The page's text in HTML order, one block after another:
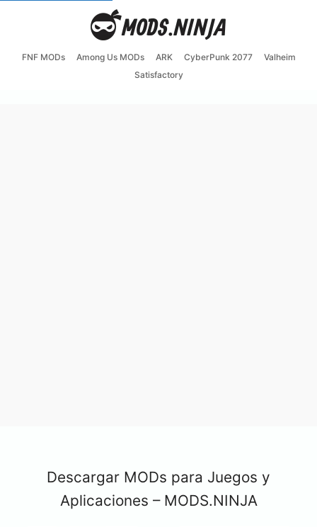
FNF MODs Among Us MODs ARK CyberPunk 2077
Valheim
Satisfactory
Descargar MODs para Juegos y
Aplicaciones – MODS.NINJA